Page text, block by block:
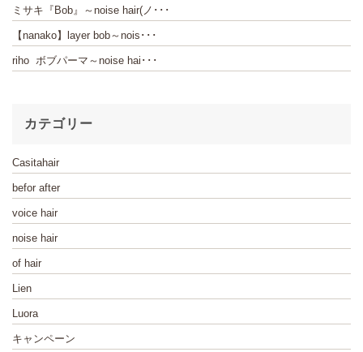
ミサキ『Bob』～noise hair(ノ･･･
【nanako】layer bob～nois･･･
riho ボブパーマ～noise hai･･･
カテゴリー
Casitahair
befor after
voice hair
noise hair
of hair
Lien
Luora
キャンペーン